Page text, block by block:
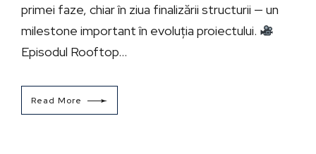
primei faze, chiar în ziua finalizării structurii — un
milestone important în evoluția proiectului.
Episodul Rooftop...
Read More